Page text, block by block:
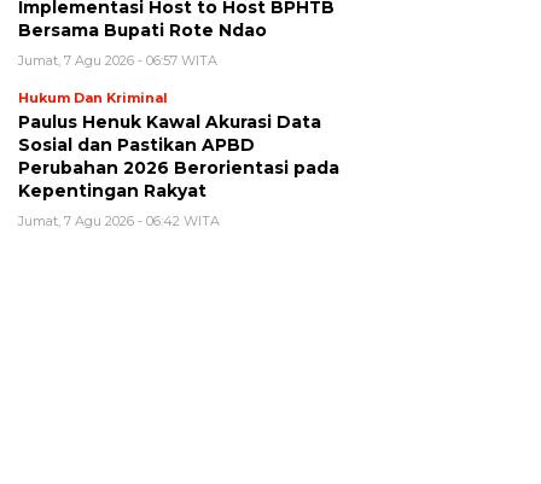
Implementasi Host to Host BPHTB
Bersama Bupati Rote Ndao
Jumat, 7 Agu 2026 - 06:57 WITA
Hukum Dan Kriminal
Paulus Henuk Kawal Akurasi Data
Sosial dan Pastikan APBD
Perubahan 2026 Berorientasi pada
Kepentingan Rakyat
Jumat, 7 Agu 2026 - 06:42 WITA